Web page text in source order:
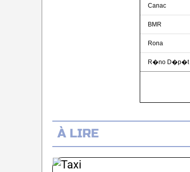
Canac
BMR
Rona
R�no D�p�t
À LIRE